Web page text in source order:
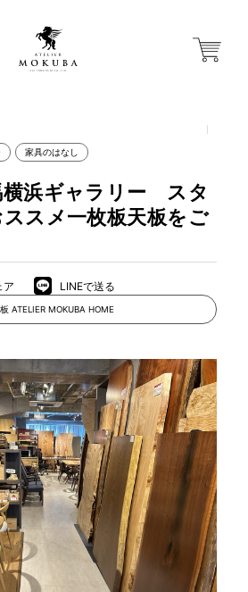
店舗から探す
MOKUBA HOME
いて
家具のはなし
横浜ギャラリー スタ
スメ一枚板天板をご
ア LINEで送る
ATELIER MOKUBA HOME